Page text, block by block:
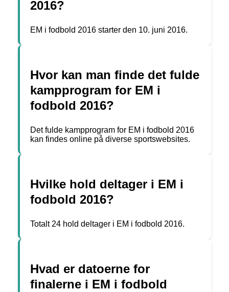
2016?
EM i fodbold 2016 starter den 10. juni 2016.
Hvor kan man finde det fulde
kampprogram for EM i
fodbold 2016?
Det fulde kampprogram for EM i fodbold 2016
kan findes online på diverse sportswebsites.
Hvilke hold deltager i EM i
fodbold 2016?
Totalt 24 hold deltager i EM i fodbold 2016.
Hvad er datoerne for
finalerne i EM i fodbold